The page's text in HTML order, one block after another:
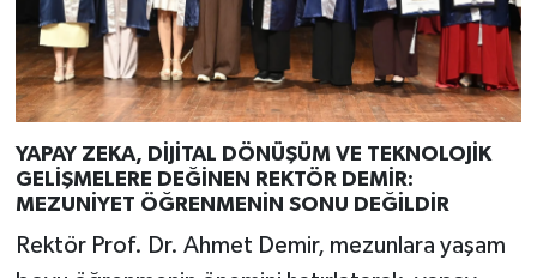
YAPAY ZEKA, DİJİTAL DÖNÜŞÜM VE TEKNOLOJİK
GELİŞMELERE DEĞİNEN REKTÖR DEMİR:
MEZUNİYET ÖĞRENMENİN SONU DEĞİLDİR
Rektör Prof. Dr. Ahmet Demir, mezunlara yaşam